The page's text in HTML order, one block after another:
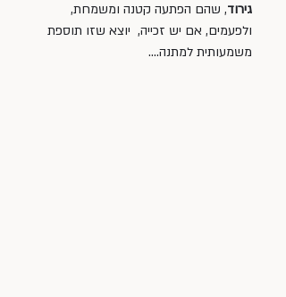
גירוד, שהם הפתעה קטנה ומשמחת,
ולפעמים, אם יש זכייה,  יוצא שזו תוספת
משמעותית למתנה….